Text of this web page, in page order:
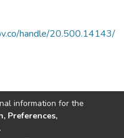
handle/20.500.14143/
information for the
Preferences,
.